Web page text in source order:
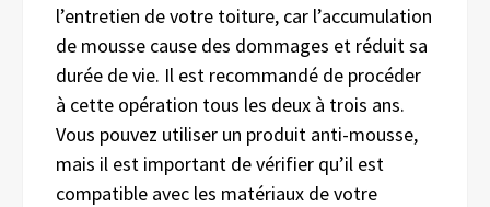
l’entretien de votre toiture, car l’accumulation
de mousse cause des dommages et réduit sa
durée de vie. Il est recommandé de procéder
à cette opération tous les deux à trois ans.
Vous pouvez utiliser un produit anti-mousse,
mais il est important de vérifier qu’il est
compatible avec les matériaux de votre